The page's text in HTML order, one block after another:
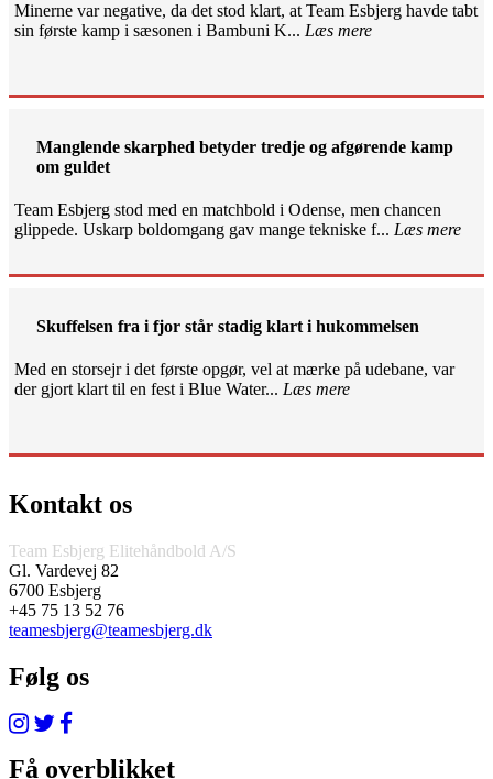
Minerne var negative, da det stod klart, at Team Esbjerg havde tabt
sin første kamp i sæsonen i Bambuni K... Læs mere
Manglende skarphed betyder tredje og afgørende kamp
om guldet
Team Esbjerg stod med en matchbold i Odense, men chancen
glippede. Uskarp boldomgang gav mange tekniske f... Læs mere
Skuffelsen fra i fjor står stadig klart i hukommelsen
Med en storsejr i det første opgør, vel at mærke på udebane, var
der gjort klart til en fest i Blue Water... Læs mere
Kontakt os
Team Esbjerg Elitehåndbold A/S
Gl. Vardevej 82
6700 Esbjerg
+45 75 13 52 76
teamesbjerg@teamesbjerg.dk
Følg os
Få overblikket